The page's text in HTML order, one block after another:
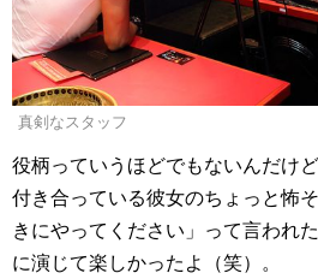
真剣なスタッフ
役柄っていうほどでもないんだけ
付き合っている彼女のちょっと怖
きにやってください」って言われ
に演じて楽しかったよ（笑）。